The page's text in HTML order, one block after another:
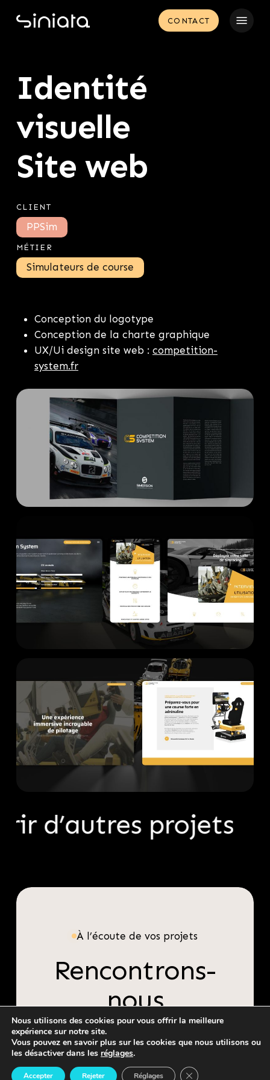
CONTACT
Identité
visuelle
Site web
CLIENT
PPSim
MÉTIER
Simulateurs de course
Conception du logotype
Conception de la charte graphique
UX/Ui design site web : competition-
system.fr
d’autres projets
UX/UI DESIGN
OxalysÀ l’écoute de vos projets
Rencontrons-
nous
©2026. ALL RIGHTS RESERVED.
Nous utilisons des cookies pour vous offrir la meilleure
expérience sur notre site.
Vous pouvez en savoir plus sur les cookies que nous utilisons ou
les désactiver dans les réglages.
Accepter Rejeter Réglages Close GDPR Cookie